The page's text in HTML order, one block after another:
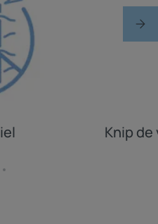
Knip
Ga